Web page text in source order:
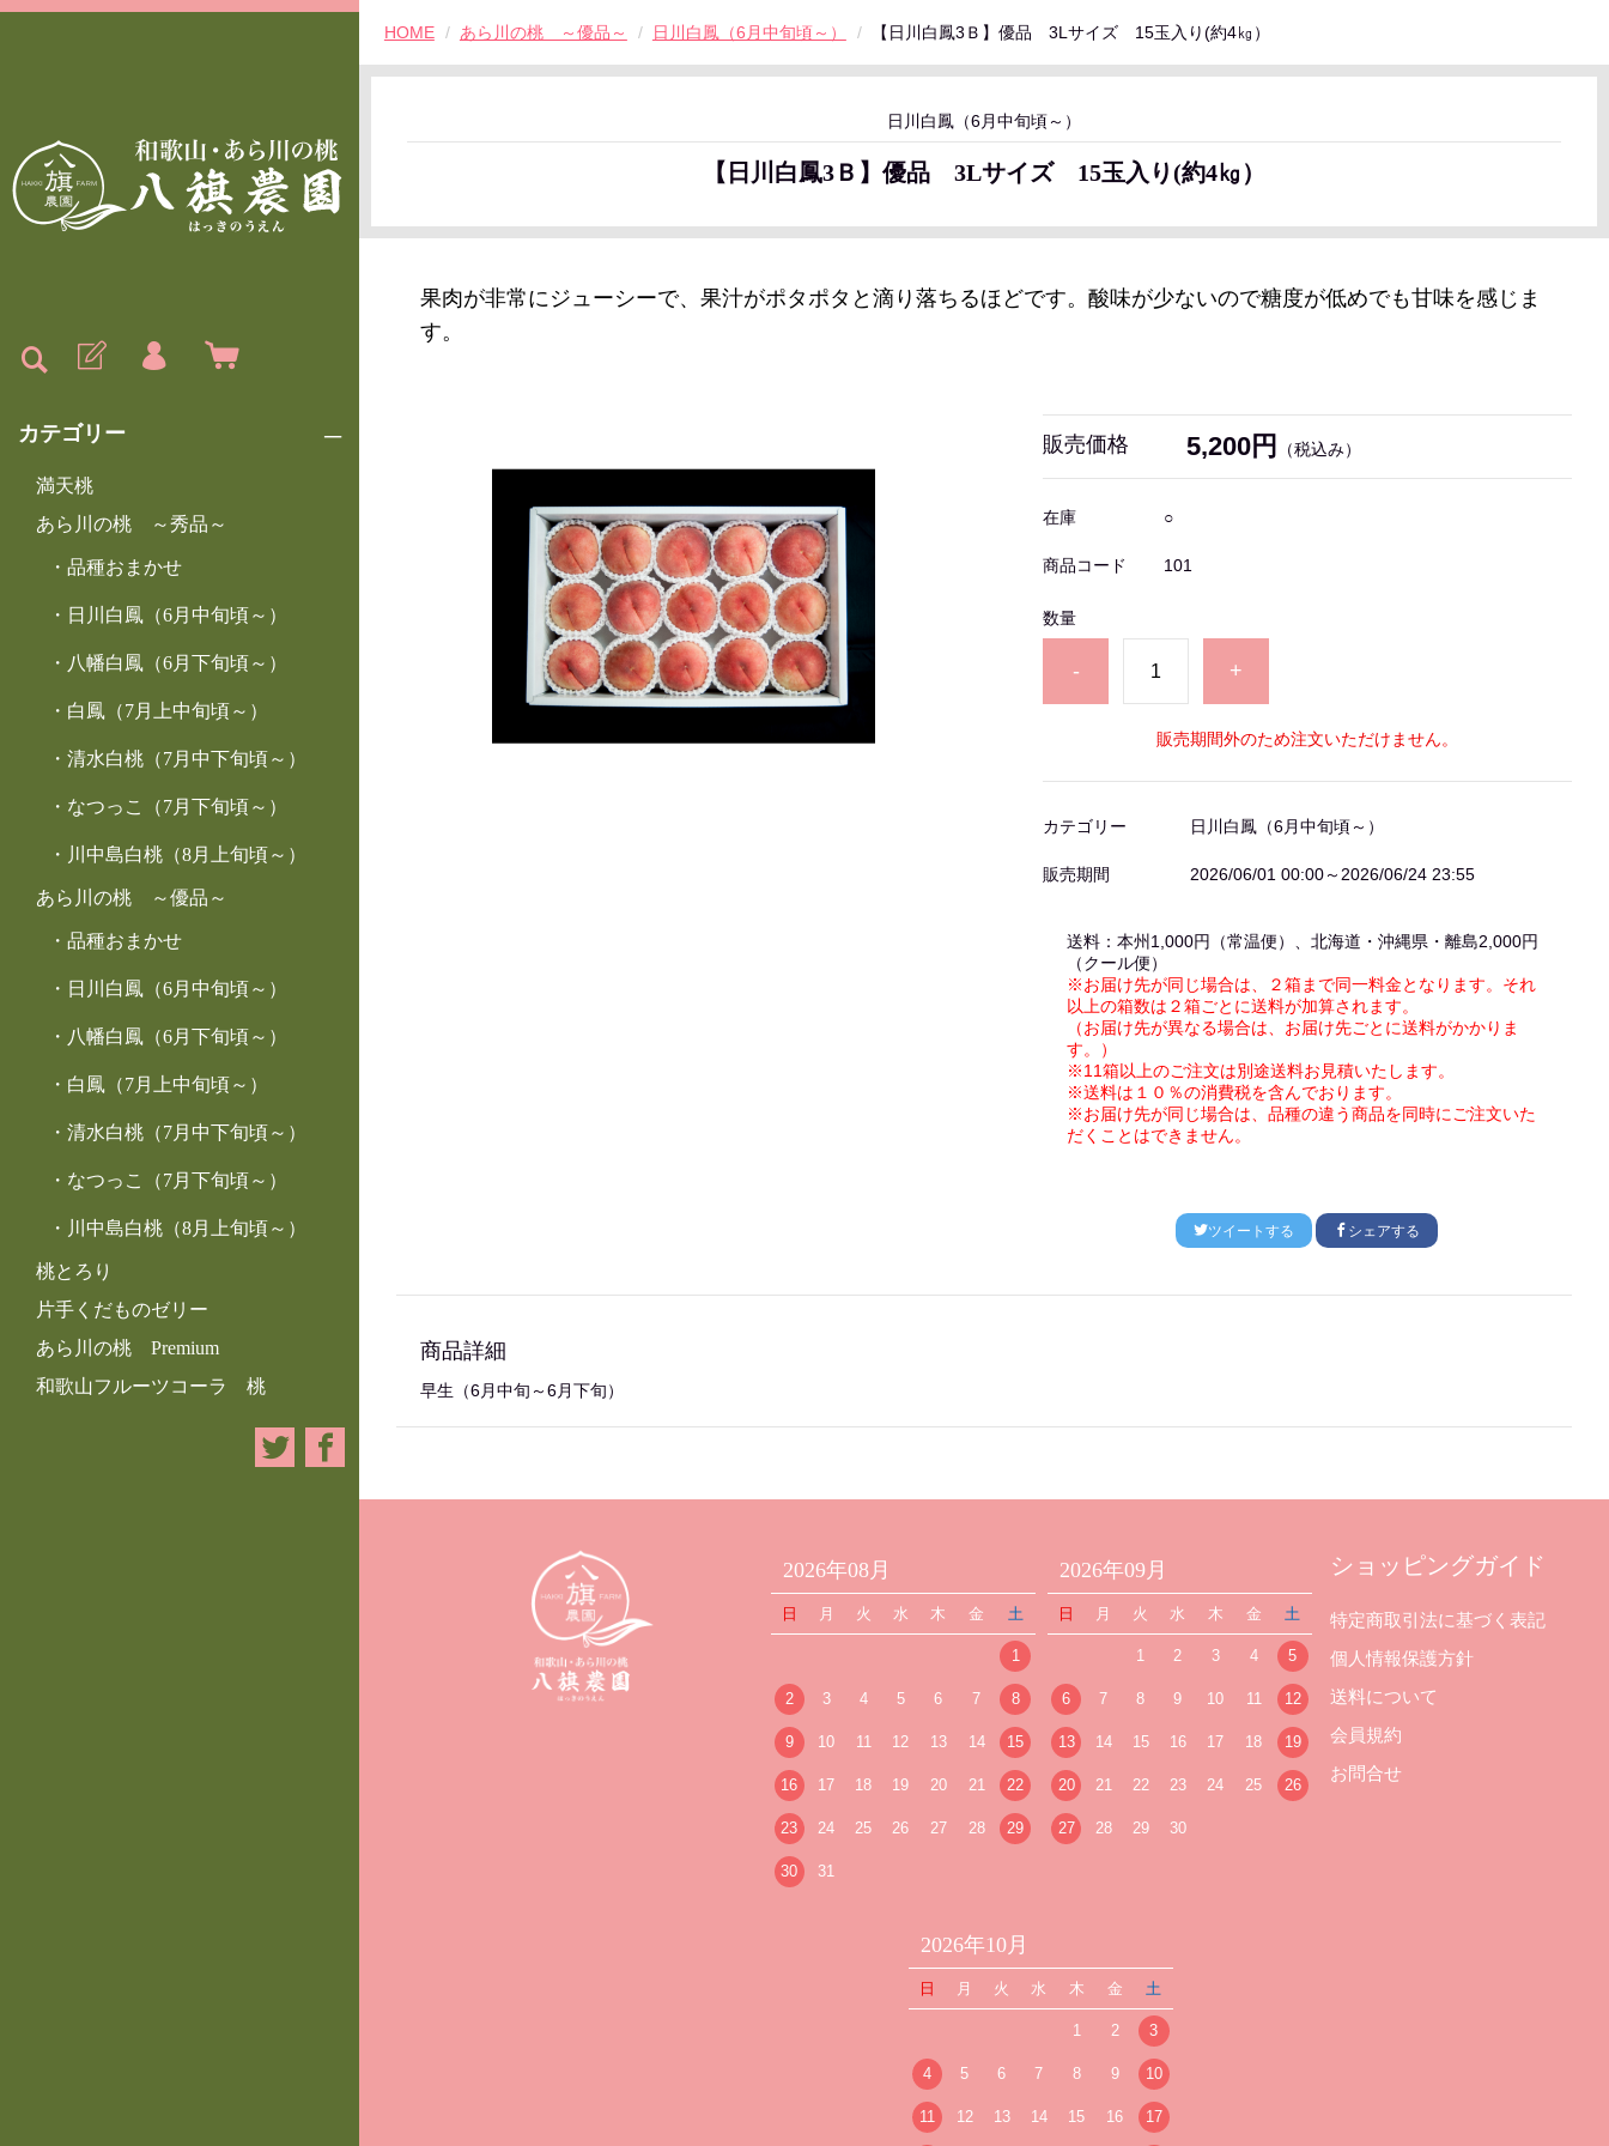
カテゴリー
満天桃
あら川の桃 ～秀品～
品種おまかせ
日川白鳳（6月中旬頃～）
八幡白鳳（6月下旬頃～）
白鳳（7月上中旬頃～）
清水白桃（7月中下旬頃～）
なつっこ（7月下旬頃～）
川中島白桃（8月上旬頃～）
あら川の桃 ～優品～
品種おまかせ
日川白鳳（6月中旬頃～）
八幡白鳳（6月下旬頃～）
白鳳（7月上中旬頃～）
清水白桃（7月中下旬頃～）
なつっこ（7月下旬頃～）
川中島白桃（8月上旬頃～）
桃とろり
片手くだものゼリー
あら川の桃 Premium
和歌山フルーツコーラ 桃
HOME あら川の桃 ～優品～ 日川白鳳（6月中旬頃～） 【日川白鳳3Ｂ】優品 3Lサイズ 15玉入り(約4㎏）
日川白鳳（6月中旬頃～）
【日川白鳳3Ｂ】優品 3Lサイズ 15玉入り(約4㎏）
果肉が非常にジューシーで、果汁がポタポタと滴り落ちるほどです。酸味が少ないので糖度が低めでも甘味を感じま
す。
販売価格 5,200円 （税込み）
在庫 ○
商品コード 101
数量
- +
販売期間外のため注文いただけません。
カテゴリー 日川白鳳（6月中旬頃～）
販売期間 2026/06/01 00:00～2026/06/24 23:55
送料：本州1,000円（常温便）、北海道・沖縄県・離島2,000円
（クール便）
※お届け先が同じ場合は、２箱まで同一料金となります。それ
以上の箱数は２箱ごとに送料が加算されます。
（お届け先が異なる場合は、お届け先ごとに送料がかかりま
す。）
※11箱以上のご注文は別途送料お見積いたします。
※送料は１０％の消費税を含んでおります。
※お届け先が同じ場合は、品種の違う商品を同時にご注文いた
だくことはできません。
ツイートする シェアする
商品詳細
早生（6月中旬～6月下旬）
2026年08月
日 月 火 水 木 金 土
1
2 3 4 5 6 7 8
9 10 11 12 13 14 15
16 17 18 19 20 21 22
23 24 25 26 27 28 29
30 31
2026年09月
日 月 火 水 木 金 土
1 2 3 4 5
6 7 8 9 10 11 12
13 14 15 16 17 18 19
20 21 22 23 24 25 26
27 28 29 30
2026年10月
日 月 火 水 木 金 土
1 2 3
4 5 6 7 8 9 10
11 12 13 14 15 16 17
ショッピングガイド
特定商取引法に基づく表記
個人情報保護方針
送料について
会員規約
お問合せ